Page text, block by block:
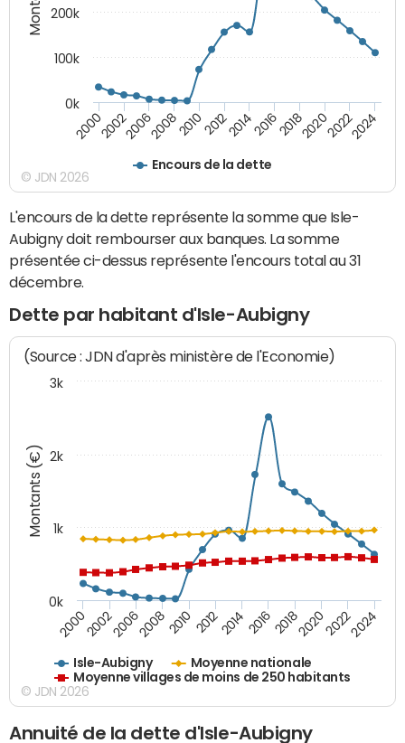
Encours de la dette
200020022006200820102012201420162018202020222024
0k
100k
200k
© JDN 2026
L'encours de la dette représente la somme que Isle-
Aubigny doit rembourser aux banques. La somme
présentée ci-dessus représente l'encours total au 31
décembre.
Dette par habitant d'Isle-Aubigny
Montants (€)
(Source : JDN d'après ministère de l'Economie)
Isle-Aubigny
Moyenne nationale
Moyenne villages de moins de 250 habitants
20002002200620082010 2012201420162018202020222024
0k
1k
2k
3k
© JDN 2026
Annuité de la dette d'Isle-Aubigny